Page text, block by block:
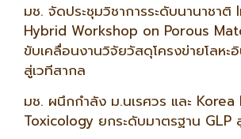
มช. จัดประชุมวิชาการระดับนานาชา
Hybrid Workshop on Porous
ขับเคลื่อนงานวิจัยวัสดุโครงข่ายโลหะ
สู่เวทีสากล
มช. ผนึกกำลัง ม.นเรศวร และ
Toxicology ยกระดับมาตรฐาน GLP